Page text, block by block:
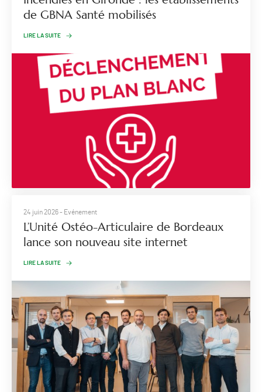
de GBNA Santé mobilisés
LIRE LA SUITE
24 juin 2026- Evénement
L’Unité Ostéo-Articulaire de Bordeaux
lance son nouveau site internet
LIRE LA SUITE